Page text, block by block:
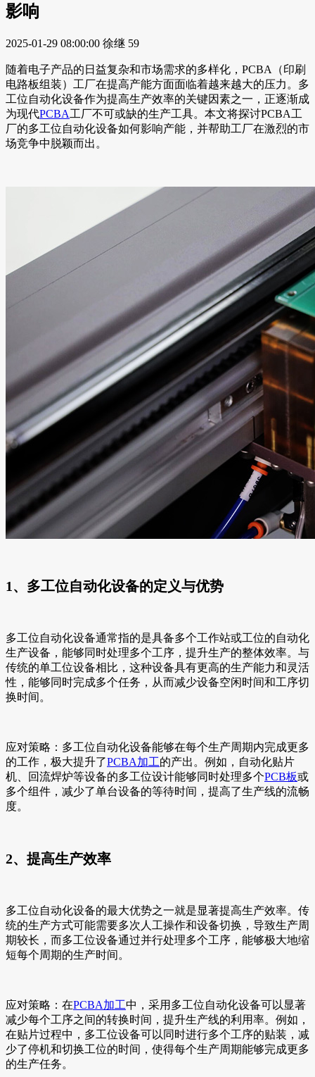
影响
2025-01-29 08:00:00 徐继 59
随着电子产品的日益复杂和市场需求的多样化，PCBA（印刷
电路板组装）工厂在提高产能方面面临着越来越大的压力。多
工位自动化设备作为提高生产效率的关键因素之一，正逐渐成
为现代PCBA工厂不可或缺的生产工具。本文将探讨PCBA工
厂的多工位自动化设备如何影响产能，并帮助工厂在激烈的市
场竞争中脱颖而出。
1、多工位自动化设备的定义与优势
多工位自动化设备通常指的是具备多个工作站或工位的自动化
生产设备，能够同时处理多个工序，提升生产的整体效率。与
传统的单工位设备相比，这种设备具有更高的生产能力和灵活
性，能够同时完成多个任务，从而减少设备空闲时间和工序切
换时间。
应对策略：多工位自动化设备能够在每个生产周期内完成更多
的工作，极大提升了PCBA加工的产出。例如，自动化贴片
机、回流焊炉等设备的多工位设计能够同时处理多个PCB板或
多个组件，减少了单台设备的等待时间，提高了生产线的流畅
度。
2、提高生产效率
多工位自动化设备的最大优势之一就是显著提高生产效率。传
统的生产方式可能需要多次人工操作和设备切换，导致生产周
期较长，而多工位设备通过并行处理多个工序，能够极大地缩
短每个周期的生产时间。
应对策略：在PCBA加工中，采用多工位自动化设备可以显著
减少每个工序之间的转换时间，提升生产线的利用率。例如，
在贴片过程中，多工位设备可以同时进行多个工序的贴装，减
少了停机和切换工位的时间，使得每个生产周期能够完成更多
的生产任务。